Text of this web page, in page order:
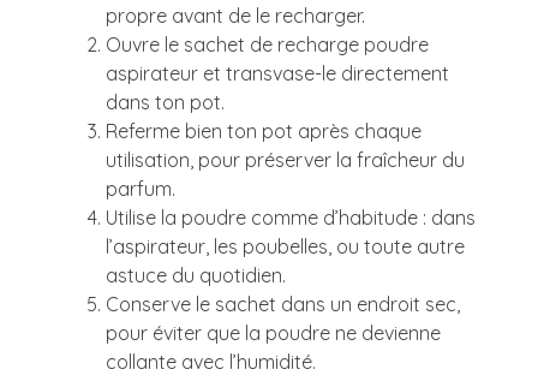
propre avant de le recharger.
Ouvre le sachet de recharge poudre
aspirateur et transvase-le directement
dans ton pot.
Referme bien ton pot après chaque
utilisation, pour préserver la fraîcheur du
parfum.
Utilise la poudre comme d’habitude : dans
l’aspirateur, les poubelles, ou toute autre
astuce du quotidien.
Conserve le sachet dans un endroit sec,
pour éviter que la poudre ne devienne
collante avec l’humidité.